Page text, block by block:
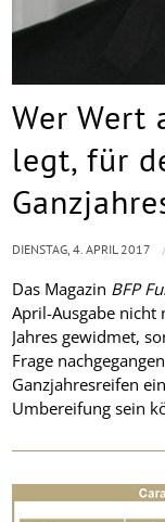
Wer Wert
legt, für
Das Magazin BFP
April-Ausgabe
Jahres gewidmet,
Frage
Ganzjahresreifen
Umbereifung sein
DIENSTAG, 4. APRIL 2017